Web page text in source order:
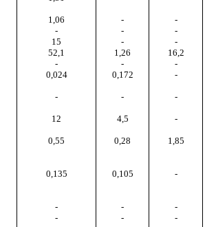
1,06 - -
- - -
15 - -
52,1 1,26 16,2
- - -
0,024 0,172 -
- - -
12 4,5 -
0,55 0,28 1,85
0,135 0,105 -
- - -
- - -